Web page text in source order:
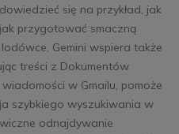
się na przykład, jak
przygotować smaczną
Gemini wspiera także
treści z Dokumentów
w Gmailu, pomoże
szybkiego wyszukiwania w
odnajdywanie